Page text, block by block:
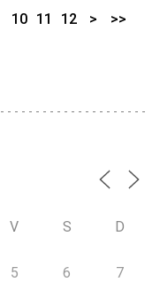
10 11 12 > >>
V S D
5 6 7